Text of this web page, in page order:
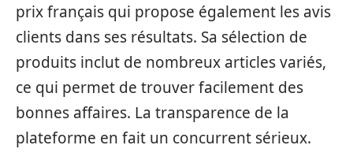
prix français qui propose également les avis
clients dans ses résultats. Sa sélection de
produits inclut de nombreux articles variés,
ce qui permet de trouver facilement des
bonnes affaires. La transparence de la
plateforme en fait un concurrent sérieux.